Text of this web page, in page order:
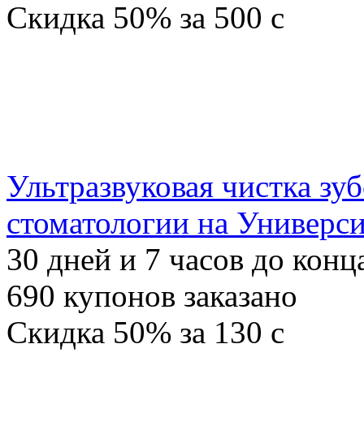
Скидка 50% за 500 c
Ультразвуковая чистка
стоматологии на
30 дней и 7 часов до
690 купонов заказано
Скидка 50% за 130 c